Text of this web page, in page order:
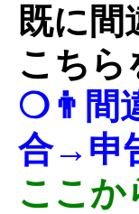
既に間
こちら
❍👨間
合→申
ここか